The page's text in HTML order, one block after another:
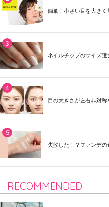
簡単！小さい目を大きく
ネイルチップのサイズ
目の大きさが左右非対称
失敗した！？ファンデの
RECOMMENDED